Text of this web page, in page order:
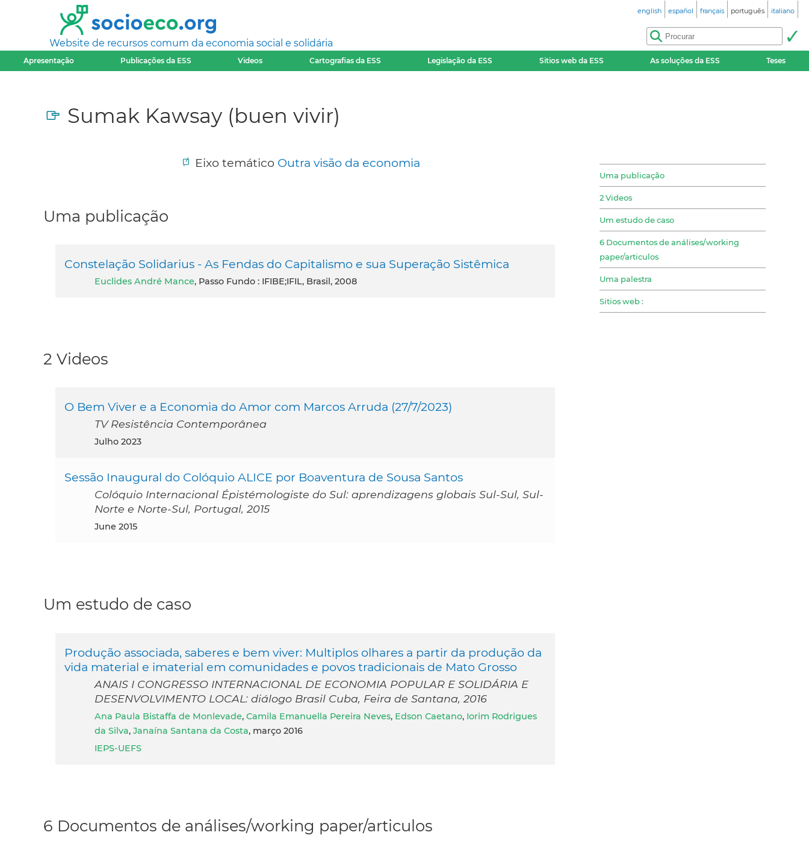
Website de recursos comum da economia social e solidária
english español français português italiano
Apresentação Publicações da ESS Videos Cartografias da ESS Legislação da ESS Sitios web da ESS As soluções da ESS Teses
Sumak Kawsay (buen vivir)
Eixo temático Outra visão da economia
Uma publicação
2 Videos
Um estudo de caso
6 Documentos de análises/working
paper/articulos
Uma palestra
Sitios web :
Uma publicação
Constelação Solidarius - As Fendas do Capitalismo e sua Superação Sistêmica
Euclides André Mance, Passo Fundo : IFIBE;IFIL, Brasil, 2008
2 Videos
O Bem Viver e a Economia do Amor com Marcos Arruda (27/7/2023)
TV Resistência Contemporânea
julho 2023
Sessão Inaugural do Colóquio ALICE por Boaventura de Sousa Santos
Colóquio Internacional Épistémologiste do Sul: aprendizagens globais Sul-Sul, Sul-
Norte e Norte-Sul, Portugal, 2015
June 2015
Um estudo de caso
Produção associada, saberes e bem viver: Multiplos olhares a partir da produção da
vida material e imaterial em comunidades e povos tradicionais de Mato Grosso
ANAIS I CONGRESSO INTERNACIONAL DE ECONOMIA POPULAR E SOLIDÁRIA E
DESENVOLVIMENTO LOCAL: diálogo Brasil Cuba, Feira de Santana, 2016
Ana Paula Bistaffa de Monlevade, Camila Emanuella Pereira Neves, Edson Caetano, Iorim Rodrigues
da Silva, Janaína Santana da Costa, março 2016
IEPS-UEFS
6 Documentos de análises/working paper/articulos